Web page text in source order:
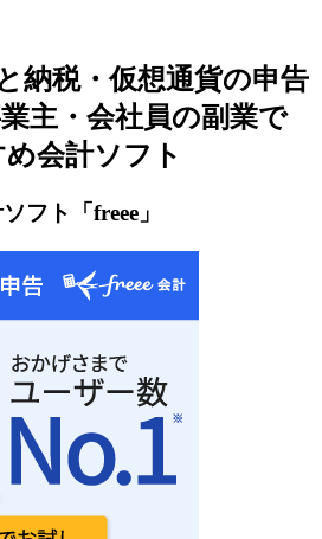
納税・仮想通貨の申告
主・会社員の副業で
会計ソフト
フト「freee」